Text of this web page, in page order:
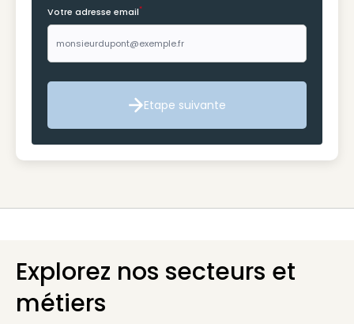
Votre adresse email*
Etape suivante
Etape suivante
Explorez nos secteurs et
métiers